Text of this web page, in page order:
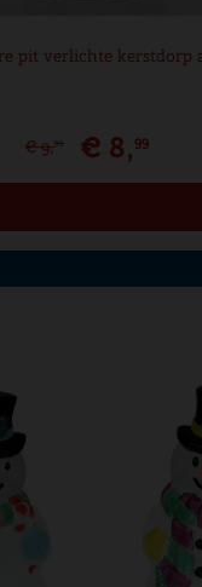
pit verlichte kerstdorp
€ 9,99 € 8,99